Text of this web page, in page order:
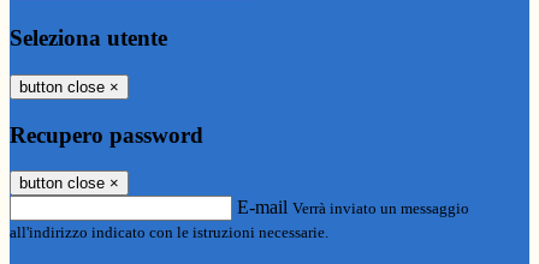
Seleziona utente
button close ×
Recupero password
button close ×
E-mail Verrà inviato un messaggio
all'indirizzo indicato con le istruzioni necessarie.